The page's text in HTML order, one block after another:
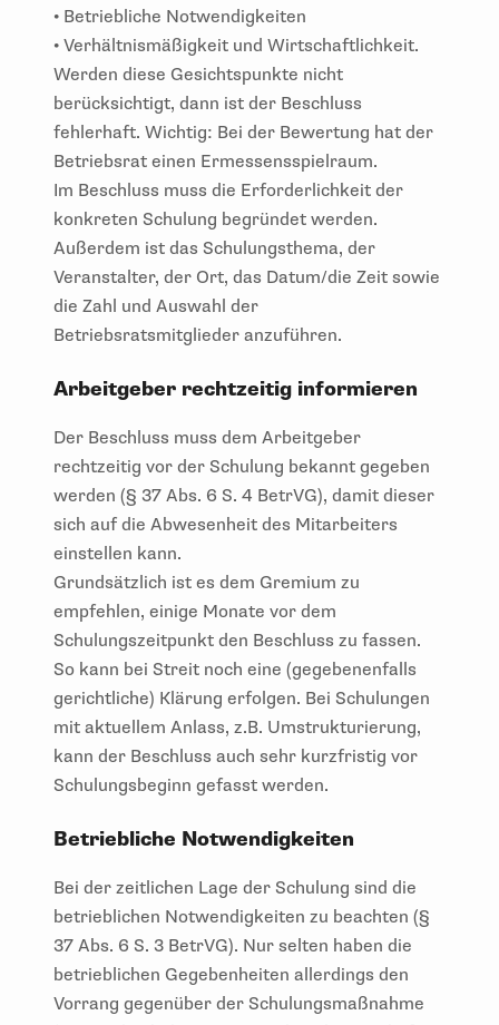
• Betriebliche Notwendigkeiten
• Verhältnismäßigkeit und Wirtschaftlichkeit.
Werden diese Gesichtspunkte nicht
berücksichtigt, dann ist der Beschluss
fehlerhaft. Wichtig: Bei der Bewertung hat der
Betriebsrat einen Ermessensspielraum.
Im Beschluss muss die Erforderlichkeit der
konkreten Schulung begründet werden.
Außerdem ist das Schulungsthema, der
Veranstalter, der Ort, das Datum/die Zeit sowie
die Zahl und Auswahl der
Betriebsratsmitglieder anzuführen.
Arbeitgeber rechtzeitig informieren
Der Beschluss muss dem Arbeitgeber
rechtzeitig vor der Schulung bekannt gegeben
werden (§ 37 Abs. 6 S. 4 BetrVG), damit dieser
sich auf die Abwesenheit des Mitarbeiters
einstellen kann.
Grundsätzlich ist es dem Gremium zu
empfehlen, einige Monate vor dem
Schulungszeitpunkt den Beschluss zu fassen.
So kann bei Streit noch eine (gegebenenfalls
gerichtliche) Klärung erfolgen. Bei Schulungen
mit aktuellem Anlass, z.B. Umstrukturierung,
kann der Beschluss auch sehr kurzfristig vor
Schulungsbeginn gefasst werden.
Betriebliche Notwendigkeiten
Bei der zeitlichen Lage der Schulung sind die
betrieblichen Notwendigkeiten zu beachten (§
37 Abs. 6 S. 3 BetrVG). Nur selten haben die
betrieblichen Gegebenheiten allerdings den
Vorrang gegenüber der Schulungsmaßnahme